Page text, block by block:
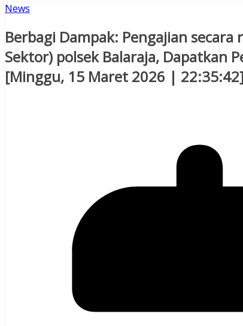
News
Berbagi Dampak: Pengajian
Sektor) polsek Balaraja, Dapatkan
[Minggu, 15 Maret 2026 | 22:35:42]